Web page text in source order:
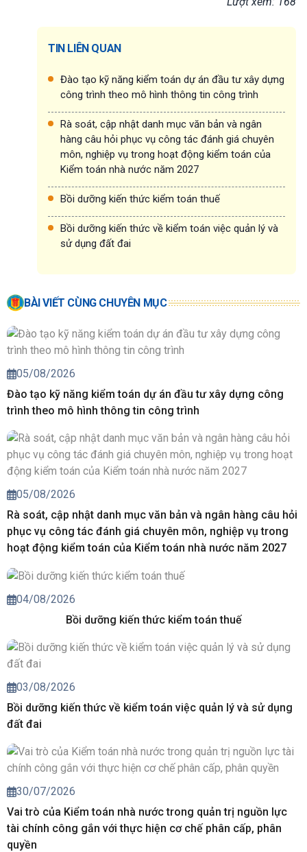
TIN LIÊN QUAN
Đào tạo kỹ năng kiểm toán dự án đầu tư xây dựng
công trình theo mô hình thông tin công trình
Rà soát, cập nhật danh mục văn bản và ngân
hàng câu hỏi phục vụ công tác đánh giá chuyên
môn, nghiệp vụ trong hoạt động kiểm toán của
Kiểm toán nhà nước năm 2027
Bồi dưỡng kiến thức kiểm toán thuế
Bồi dưỡng kiến thức về kiểm toán việc quản lý và
sử dụng đất đai
BÀI VIẾT CÙNG CHUYÊN MỤC
05/08/2026
Đào tạo kỹ năng kiểm toán dự án đầu tư xây dựng công
trình theo mô hình thông tin công trình
05/08/2026
Rà soát, cập nhật danh mục văn bản và ngân hàng câu hỏi
phục vụ công tác đánh giá chuyên môn, nghiệp vụ trong
hoạt động kiểm toán của Kiểm toán nhà nước năm 2027
04/08/2026
Bồi dưỡng kiến thức kiểm toán thuế
03/08/2026
Bồi dưỡng kiến thức về kiểm toán việc quản lý và sử dụng
đất đai
30/07/2026
Vai trò của Kiểm toán nhà nước trong quản trị nguồn lực
tài chính công gắn với thực hiện cơ chế phân cấp, phân
quyền